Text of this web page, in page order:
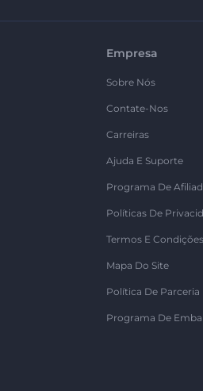
Empresa
Sobre Nós
Contate-Nos
Carreiras
Ajuda E Suporte
Programa De
Políticas De
Termos E Condições
Mapa Do Site
Política De Parceria
Programa De